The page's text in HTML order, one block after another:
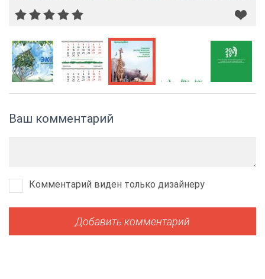
Ваш комментарий
Комментарий виден только дизайнеру